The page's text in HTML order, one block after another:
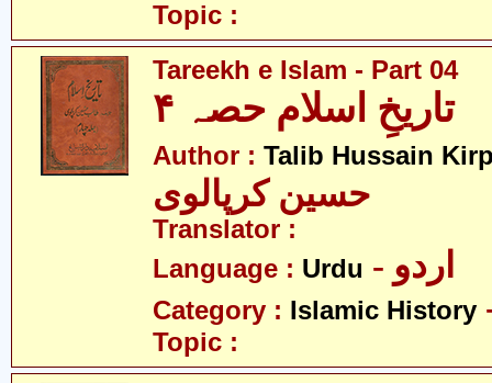
Topic :
Tareekh e Islam - Part 04
تاریخِ اسلام حصہ ۴
Author : Talib Hussain
حسین کرپالوی
Translator :
Language : Urdu - اردو
Category : Islamic History
Topic :